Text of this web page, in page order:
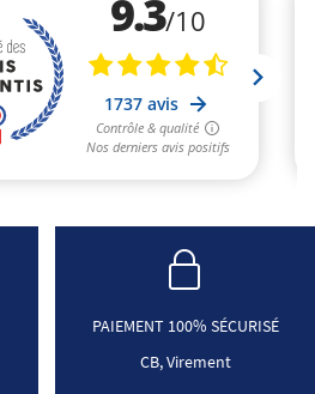
PAIEMENT 100% SÉCURISÉ
CB, Virement